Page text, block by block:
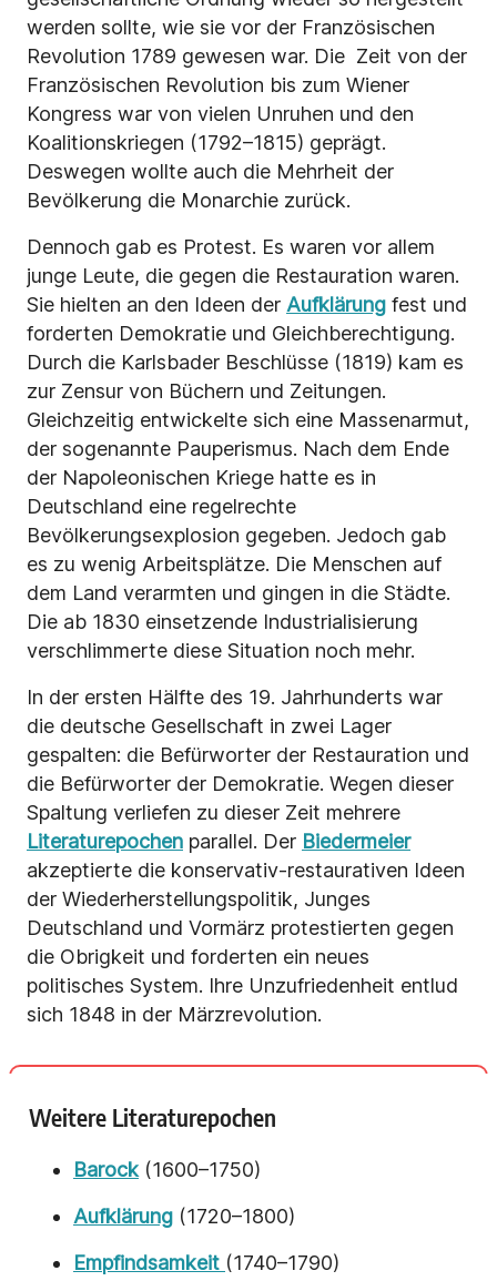
werden sollte, wie sie vor der Französischen
Revolution 1789 gewesen war. Die Zeit von der
Französischen Revolution bis zum Wiener
Kongress war von vielen Unruhen und den
Koalitionskriegen (1792–1815) geprägt.
Deswegen wollte auch die Mehrheit der
Bevölkerung die Monarchie zurück.
Dennoch gab es Protest. Es waren vor allem
junge Leute, die gegen die Restauration waren.
Sie hielten an den Ideen der Aufklärung fest und
forderten Demokratie und Gleichberechtigung.
Durch die Karlsbader Beschlüsse (1819) kam es
zur Zensur von Büchern und Zeitungen.
Gleichzeitig entwickelte sich eine Massenarmut,
der sogenannte Pauperismus. Nach dem Ende
der Napoleonischen Kriege hatte es in
Deutschland eine regelrechte
Bevölkerungsexplosion gegeben. Jedoch gab
es zu wenig Arbeitsplätze. Die Menschen auf
dem Land verarmten und gingen in die Städte.
Die ab 1830 einsetzende Industrialisierung
verschlimmerte diese Situation noch mehr.
In der ersten Hälfte des 19. Jahrhunderts war
die deutsche Gesellschaft in zwei Lager
gespalten: die Befürworter der Restauration und
die Befürworter der Demokratie. Wegen dieser
Spaltung verliefen zu dieser Zeit mehrere
Literaturepochen parallel. Der Biedermeier
akzeptierte die konservativ-restaurativen Ideen
der Wiederherstellungspolitik, Junges
Deutschland und Vormärz protestierten gegen
die Obrigkeit und forderten ein neues
politisches System. Ihre Unzufriedenheit entlud
sich 1848 in der Märzrevolution.
Weitere Literaturepochen
Barock (1600–1750)
Aufklärung (1720–1800)
Empfindsamkeit (1740–1790)